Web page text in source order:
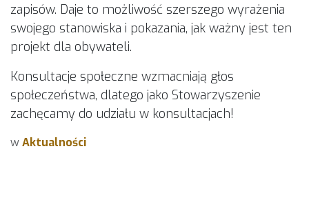
zapisów. Daje to możliwość szerszego wyrażenia
swojego stanowiska i pokazania, jak ważny jest ten
projekt dla obywateli.
Konsultacje społeczne wzmacniają głos
społeczeństwa, dlatego jako Stowarzyszenie
zachęcamy do udziału w konsultacjach!
wAktualności